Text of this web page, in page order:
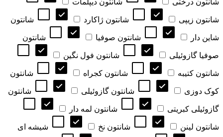
شانتون زیپی شانتون ژاکارد شانتون
شاین دار شانتون صوفیا شانتون
صوفیا گازوئیلی شانتون فول نگین
شانتون کتیبه شانتون کجراه شانتون
کوک دوزی شانتون گازوئیلی شانتون
گازوئیلی کبریتی شانتون لمه دار
شانتون لینن شانتون نخ شیشه ای